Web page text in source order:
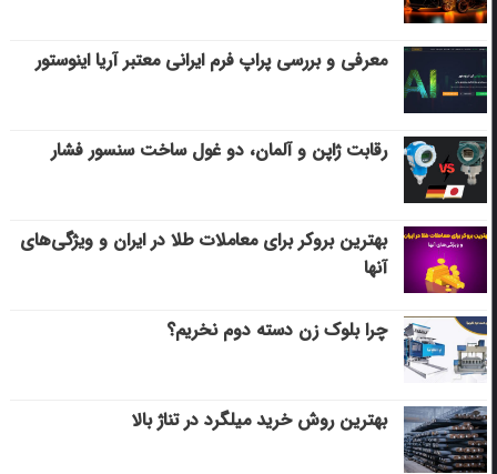
معرفی و بررسی پراپ فرم ایرانی معتبر آریا اینوستور
رقابت ژاپن و آلمان، دو غول ساخت سنسور فشار
بهترین بروکر برای معاملات طلا در ایران و ویژگی‌های
آنها
چرا بلوک زن دسته دوم نخریم؟
بهترین روش خرید میلگرد در تناژ بالا